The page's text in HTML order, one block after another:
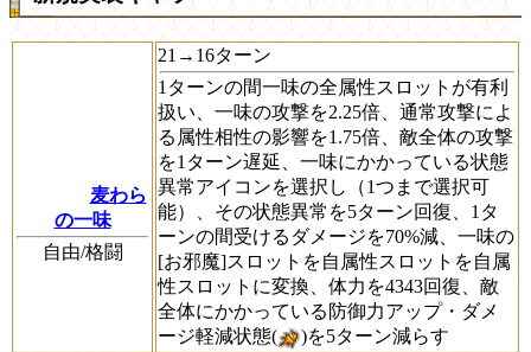
麦わら
の一味
自由/格闘
21→16ターン
1ターンの間一味の全属性スロットが有利
扱い、一味の攻撃を2.25倍、通常攻撃によ
る属性相性の影響を1.75倍、敵全体の攻撃
を1ターン遅延、一味にかかっている状態
異常アイコンを選択し（1つまで選択可
能）、その状態異常を5ターン回復、1タ
ーンの間受けるダメージを70%減、一味の
[お邪魔]スロットを自属性スロットを自属
性スロットに変換、体力を4343回復、敵
全体にかかっている防御力アップ・ダメ
ージ軽減状態(
)を5ターン減らす